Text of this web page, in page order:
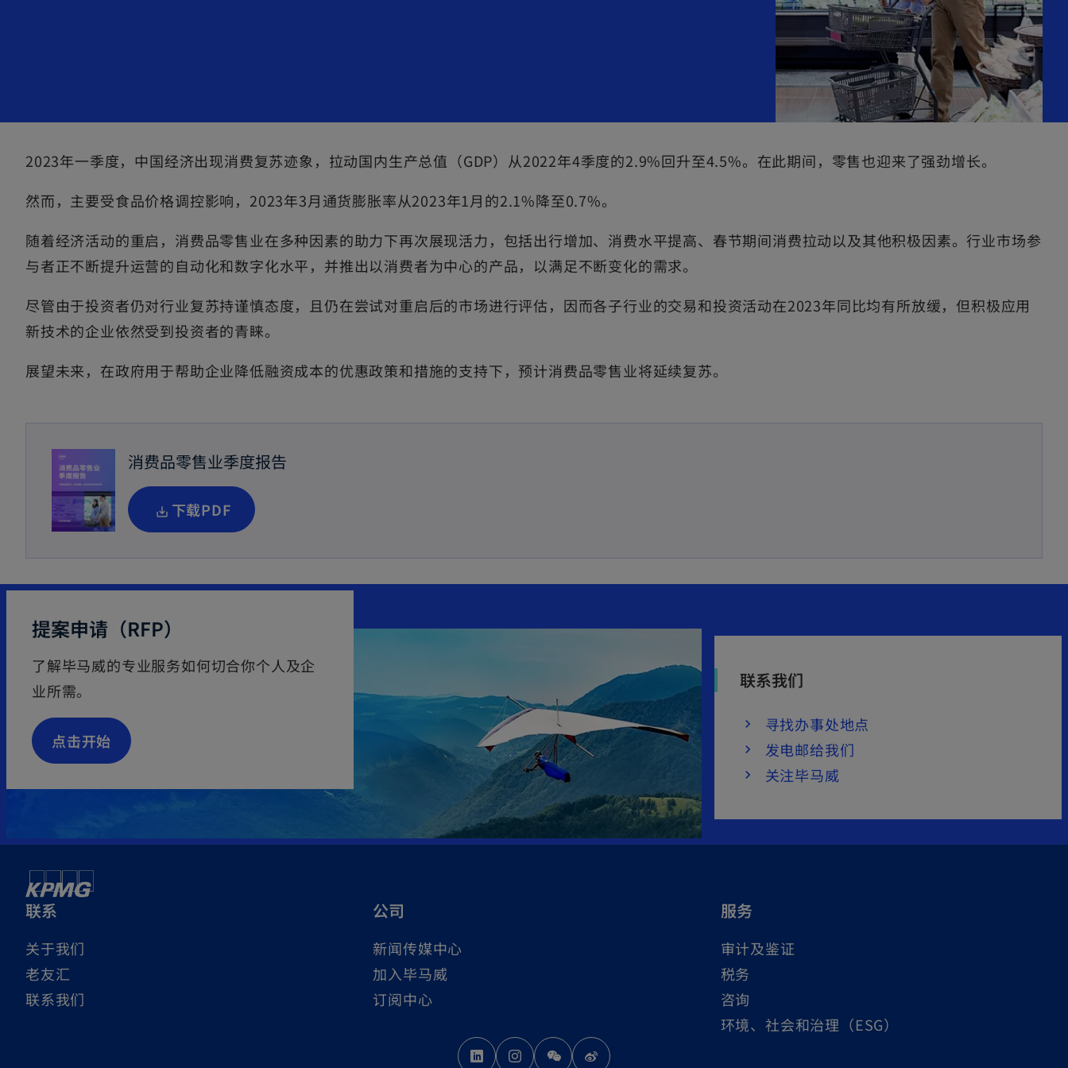
e
w
t
b
2023年一季度，中国经济出现消费复苏迹象，拉动国内生产总值（GDP）从2022年4季度的2.9%回升至4.5%。在此期间，零售也迎来了强劲增长。
然而，主要受食品价格调控影响，2023年3月通货膨胀率从2023年1月的2.1%降至0.7%。
随着经济活动的重启，消费品零售业在多种因素的助力下再次展现活力，包括出行增加、消费水平提高、春节期间消费拉动以及其他积极因素。行业市场参
与者正不断提升运营的自动化和数字化水平，并推出以消费者为中心的产品，以满足不断变化的需求。
尽管由于投资者仍对行业复苏持谨慎态度，且仍在尝试对重启后的市场进行评估，因而各子行业的交易和投资活动在2023年同比均有所放缓，但积极应用
新技术的企业依然受到投资者的青睐。
展望未来，在政府用于帮助企业降低融资成本的优惠政策和措施的支持下，预计消费品零售业将延续复苏。
消费品零售业季度报告
下载PDF
o
p
e
n
n
t
b
提案申请（RFP）
了解毕马威的专业服务如何切合你个人及企
业所需。
点击开始
联系我们
寻找办事处地点
发电邮给我们
关注毕马威
联系
关于我们
老友汇
联系我们
公司
新闻传媒中心
加入毕马威
订阅中心
服务
审计及鉴证
税务
咨询
环境、社会和治理（ESG）
o
o
o